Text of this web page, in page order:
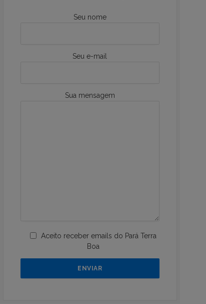
Seu nome
Seu e-mail
Sua mensagem
Aceito receber emails do Pará Terra
Boa